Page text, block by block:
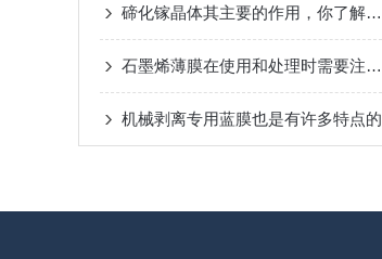
碲化镓晶体其主要的作用，你了解了吗？
石墨烯薄膜在使用和处理时需要注意以下事项
机械剥离专用蓝膜也是有许多特点的